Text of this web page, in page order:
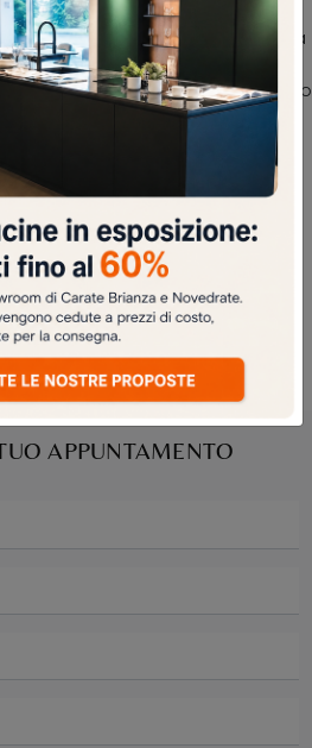
arredo moderni che hai in casa
da noi potrai visionare in
più belle sul mercato. Nel nostro
Casa potrai trovare tutto
soggiorno o la cucina. Durante
al caso tuo È necessario
materiali e stile, per ottimizzare
estetica. Opta per i mobili e
dei migliori brand per ultimare
senza mai sacrificare
un ricco catalogo di
tra cui anche il modello da
APPUNTAMENTO